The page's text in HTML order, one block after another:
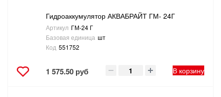
Гидроаккумулятор АКВАБРАЙТ ГМ- 24Г
Артикул ГМ-24 Г
Базовая единица шт
Код 551752
1 575.50 руб В корзину